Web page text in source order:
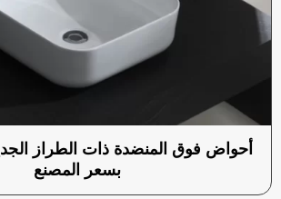
أحواض فوق المنضدة ذات الطراز
بسعر المصنع